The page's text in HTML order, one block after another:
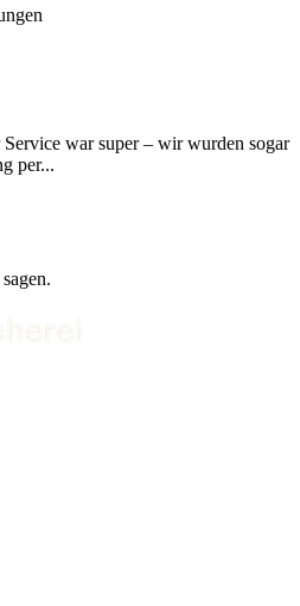
war super – wir wurden sogar
per...